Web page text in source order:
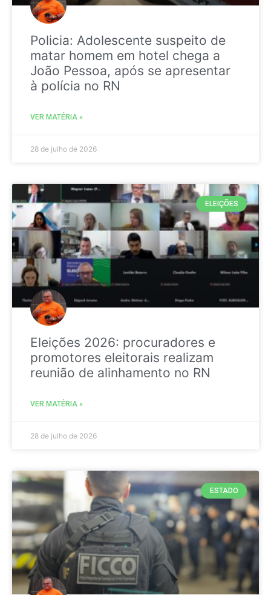
Policia: Adolescente suspeito de
matar homem em hotel chega a
João Pessoa, após se apresentar
à polícia no RN
VER MATÉRIA »
28 de julho de 2026
ELEIÇÕES
Eleições 2026: procuradores e
promotores eleitorais realizam
reunião de alinhamento no RN
VER MATÉRIA »
28 de julho de 2026
ESTADO